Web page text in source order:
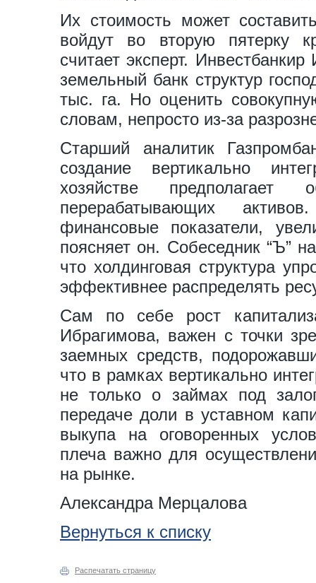
Их стоимость может
войдут во вторую пятерку
считает эксперт.
земельный банк структур
тыс. га. Но оценить
словам, непросто из-за
Старший аналитик
создание вертикально
хозяйстве предполагает
перерабатывающих
финансовые показатели,
поясняет он. Собеседник “Ъ”
что холдинговая структура
эффективнее распределять
Сам по себе рост
Ибрагимова, важен с точки
заемных средств,
что в рамках вертикально
не только о займах под
передаче доли в уставном
выкупа на оговоренных
плеча важно для
на рынке.
Александра Мерцалова
Вернуться к списку
Распечатать страницу